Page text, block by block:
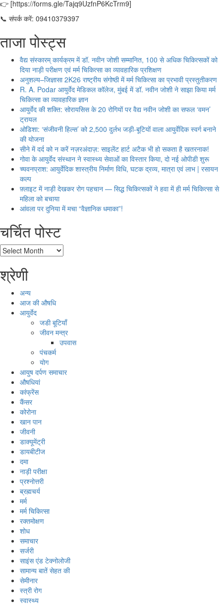
👉 [https://forms.gle/Tajq9UzfnP6KcTrm9]
📞 संपर्क करें: 09410379397
ताजा पोस्ट्स
वैद्य संस्कारम् कार्यक्रम में डॉ. नवीन जोशी सम्मानित, 100 से अधिक चिकित्सकों को
दिया नाड़ी परीक्षण एवं मर्म चिकित्सा का व्यावहारिक प्रशिक्षण
अनुशल्य–जिज्ञासा 2K26 राष्ट्रीय संगोष्ठी में मर्म चिकित्सा का प्रभावी प्रस्तुतीकरण
R. A. Podar आयुर्वेद मेडिकल कॉलेज, मुंबई में डॉ. नवीन जोशी ने साझा किया मर्म
चिकित्सा का व्यावहारिक ज्ञान
आयुर्वेद की शक्ति: सोरायसिस के 20 रोगियों पर वैद्य नवीन जोशी का सफल ‘वमन’
ट्रायल
ओडिशा: ‘संजीवनी हिल्स’ को 2,500 दुर्लभ जड़ी-बूटियों वाला आयुर्वेदिक स्वर्ग बनाने
की योजना
सीने में दर्द को न करें नज़रअंदाज़: साइलेंट हार्ट अटैक भी हो सकता है खतरनाक!
गोवा के आयुर्वेद संस्थान ने स्वास्थ्य सेवाओं का विस्तार किया, दो नई ओपीडी शुरू
च्यवनप्राश: आयुर्वेदिक शास्त्रीय निर्माण विधि, घटक द्रव्य, मात्रा एवं लाभ | रसायन
कल्प
फ़्लाइट में नाड़ी देखकर रोग पहचान — सिद्ध चिकित्सकों ने हवा में ही मर्म चिकित्सा से
महिला को बचाया
आंवला पर दुनिया में मचा “वैज्ञानिक धमाका”!
चर्चित पोस्ट
चर्चित
पोस्ट
श्रेणी
अन्य
आज की औषधि
आयुर्वेद
जडी बूटियाँ
जीवन मन्त्र
उपवास
पंचकर्म
योग
आयुष दर्पण समाचार
औषधियां
कांफ्रेंस
कैंसर
कोरोना
खान पान
जीवनी
डाक्यूमेंट्री
डायबीटीज
दमा
नाड़ी परीक्षा
प्रश्नोत्तरी
ब्रह्मचर्य
मर्म
मर्म चिकित्सा
रक्तमोक्षण
शोध
समाचार
सर्जरी
साइंस एंड टेक्नोलोजी
सामान्य बातें सेहत की
सेमीनार
स्त्री रोग
स्वास्थ्य